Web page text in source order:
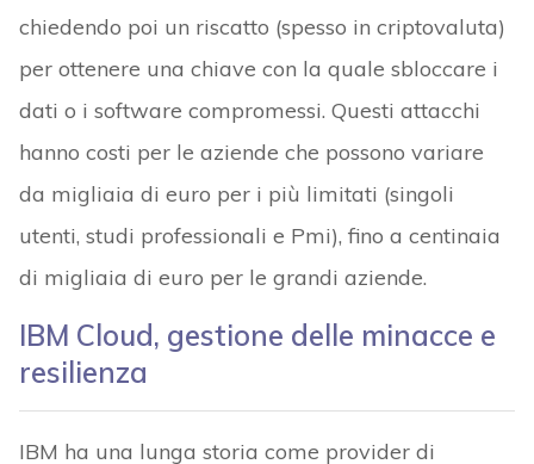
chiedendo poi un riscatto (spesso in criptovaluta)
per ottenere una chiave con la quale sbloccare i
dati o i software compromessi. Questi attacchi
hanno costi per le aziende che possono variare
da migliaia di euro per i più limitati (singoli
utenti, studi professionali e Pmi), fino a centinaia
di migliaia di euro per le grandi aziende.
IBM Cloud, gestione delle minacce e
resilienza
IBM ha una lunga storia come provider di